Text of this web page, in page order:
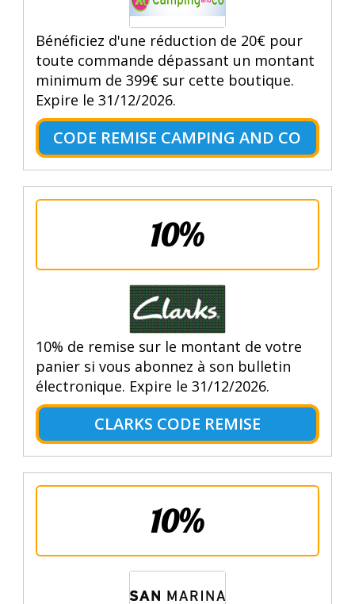
Bénéficiez d'une réduction de 20€ pour
toute commande dépassant un montant
minimum de 399€ sur cette boutique.
Expire le 31/12/2026.
CODE REMISE CAMPING AND CO
10%
10% de remise sur le montant de votre
panier si vous abonnez à son bulletin
électronique. Expire le 31/12/2026.
CLARKS CODE REMISE
10%